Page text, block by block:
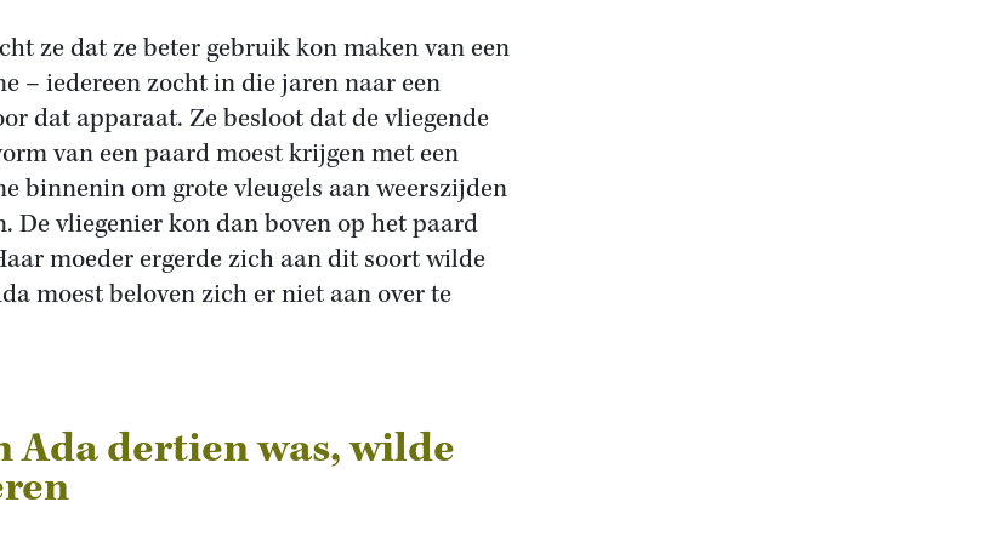
ze dat ze beter gebruik kon maken van een
– iedereen zocht in die jaren naar een
dat apparaat. Ze besloot dat de vliegende
van een paard moest krijgen met een
binnenin om grote vleugels aan weerszijden
De vliegenier kon dan boven op het paard
moeder ergerde zich aan dit soort wilde
moest beloven zich er niet aan over te
Ada dertien was, wilde